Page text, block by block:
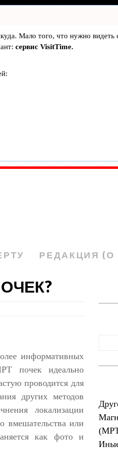
Мало того, что нужно
сервис VisitTime.
РЕДАКЦИЯ (О
информативных
почек идеально
проводится для
других методов
локализации
вмешательства или
как фото и